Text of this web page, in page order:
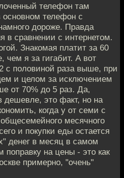
телефон там
телефон с
дороже. Правда
в сравнении с интернетом.
Знакомая платит за 60
чем я за гигабит. А вот
с половиной раза выше, при
и целом за исключением
от 70% до 5 раз. Да,
дешевле, это факт, но на
когда у от семи с
месячного
и покупки еды остается
денег в месяц в самом
на цены - это как
примерно, "очень"